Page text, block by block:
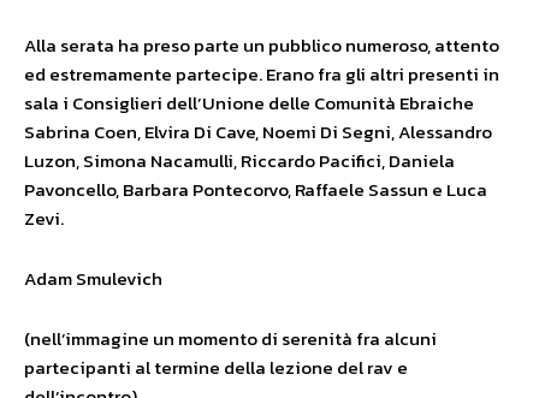
Alla serata ha preso parte un pubblico numeroso, attento
ed estremamente partecipe. Erano fra gli altri presenti in
sala i Consiglieri dell’Unione delle Comunità Ebraiche
Sabrina Coen, Elvira Di Cave, Noemi Di Segni, Alessandro
Luzon, Simona Nacamulli, Riccardo Pacifici, Daniela
Pavoncello, Barbara Pontecorvo, Raffaele Sassun e Luca
Zevi.
Adam Smulevich
(nell’immagine un momento di serenità fra alcuni
partecipanti al termine della lezione del rav e